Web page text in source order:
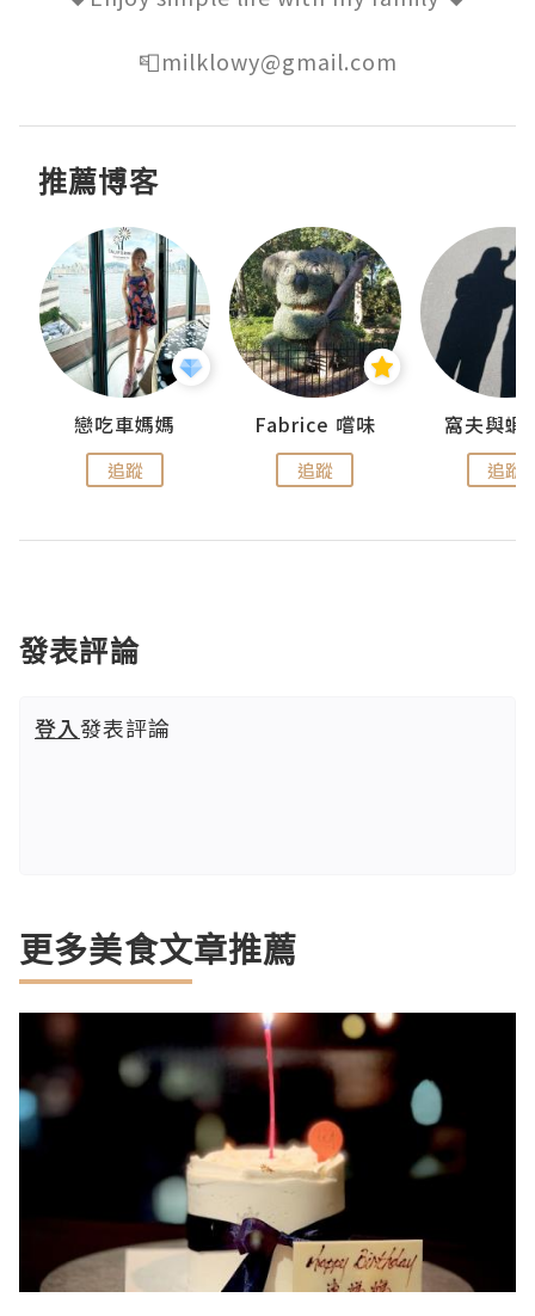
📮milklowy@gmail.com
推薦博客
戀吃車媽媽
追蹤
Fabrice 嚐味
追蹤
窩夫與蝦
追蹤
發表評論
登入發表評論
更多美食文章推薦